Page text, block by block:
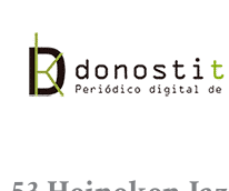
contenido